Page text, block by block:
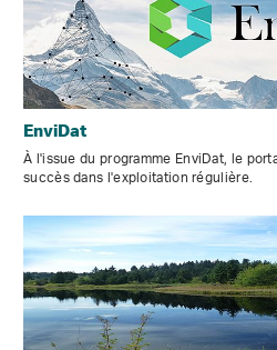
EnviDat
À l'issue du programme EnviDat, le
succès dans l'exploitation régulière.